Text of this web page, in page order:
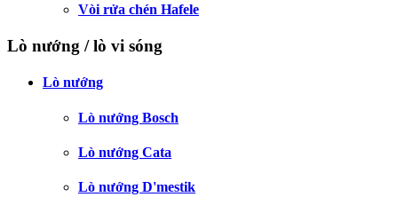
Vòi rửa chén Hafele
Lò nướng / lò vi sóng
Lò nướng
Lò nướng Bosch
Lò nướng Cata
Lò nướng D'mestik